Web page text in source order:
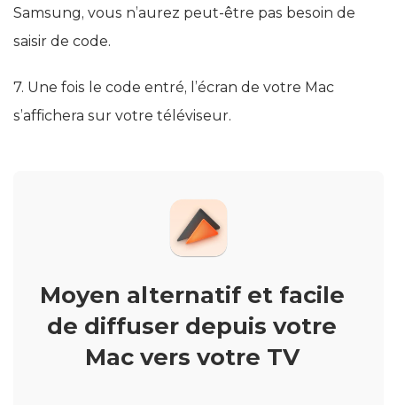
Samsung, vous n’aurez peut-être pas besoin de
saisir de code.
7. Une fois le code entré, l’écran de votre Mac
s’affichera sur votre téléviseur.
Moyen alternatif et facile
de diffuser depuis votre
Mac vers votre TV